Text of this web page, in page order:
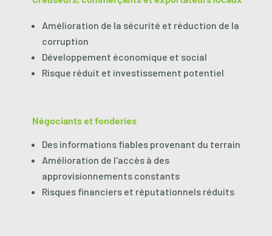
Amélioration de la sécurité et réduction de la
corruption
Développement économique et social
Risque réduit et investissement potentiel
Négociants et fonderies
Des informations fiables provenant du terrain
Amélioration de l'accès à des
approvisionnements constants
Risques financiers et réputationnels réduits